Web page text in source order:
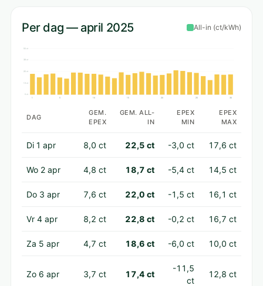
Per dag — april 2025 All-in (ct/kWh)
50 ct
38 ct
25 ct
13 ct
0 ct
20 25 30
DAG
GEM.
EPEX
GEM. ALL-
IN
EPEX
MIN
EPEX
MAX
Di 1 apr 8,0 ct 22,5 ct -3,0 ct 17,6 ct
Wo 2 apr 4,8 ct 18,7 ct -5,4 ct 14,5 ct
Do 3 apr 7,6 ct 22,0 ct -1,5 ct 16,1 ct
Vr 4 apr 8,2 ct 22,8 ct -0,2 ct 16,7 ct
Za 5 apr 4,7 ct 18,6 ct -6,0 ct 10,0 ct
Zo 6 apr 3,7 ct 17,4 ct
-11,5
ct
12,8 ct